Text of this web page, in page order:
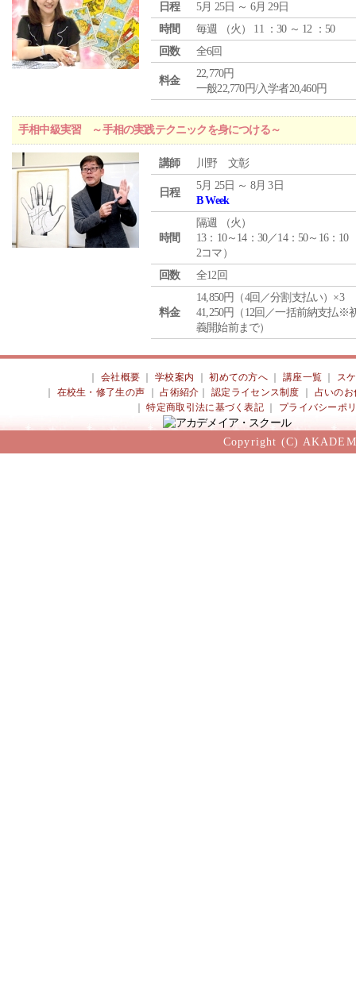
日程
5月 25日 ～ 6月 29日
時間
毎週 （火 ） 11 ：30 ～ 12 ：50
回数
全6回
料金
22,770円
一般22,770円/入学者20,460円
手相中級実習 ～手相の実践テクニックを身につける～
講師 川野 文彰
日程
5月 25日 ～ 8月 3日
B Week
時間
隔週 （火 ）
13：10～14：30／14：50～16：10
2コマ）
回数
全12回
料金
14,850円（4回／分割支払い）×3
41,250円（12回／一括前納支払※
義開始前まで）
会社概要 ｜学校案内 ｜初めての方へ 講座一覧
ス
在校生・修了生の声 ｜占術紹介 ｜認定ライセンス制度
占いのお
｜特定商取引法に基づく表記 プライバシーポ
Copyright (C)